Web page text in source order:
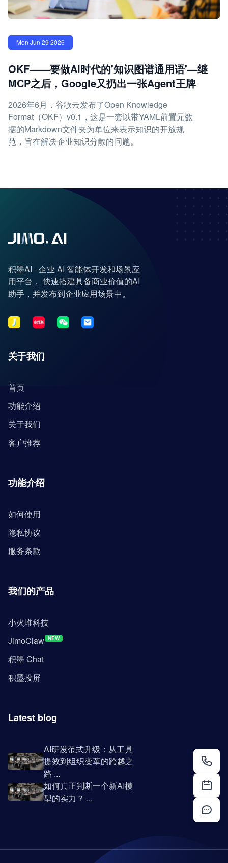
Mon Jun 29 2026
OKF——要做AI时代的'知识图谱通用语'—继
MCP之后，Google又扔出一张Agent王牌
2026年6月，谷歌云发布了Open Knowledge
Format（OKF）v0.1，这是一套以带YAML前置元数
据的Markdown文件夹为单位来表示知识的开放规
范，旨在解决企业知识分散的问题。
积墨AI - 企业 AI 智能体开发和场景应
用平台， 快速搭建具备商业价值的AI
助手，并发布到企业应用场景中。
关于我们
首页
功能介绍
关于我们
客户推荐
功能介绍
如何使用
隐私协议
服务条款
我们的产品
小火堆科技
JimoClaw NEW
积墨 Chat
积墨投屏
Latest blog
AI研发范式升级：从工具
提效到组织变革的跨越之
路 ...
如何真正判断一个新AI模
型的实力？ ...